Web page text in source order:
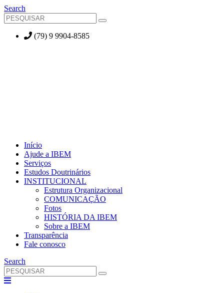
Search
(79) 9 9904-8585
Início
Ajude a IBEM
Serviços
Estudos Doutrinários
INSTITUCIONAL
Estrutura Organizacional
COMUNICAÇÃO
Fotos
HISTÓRIA DA IBEM
Sobre a IBEM
Transparência
Fale conosco
Search